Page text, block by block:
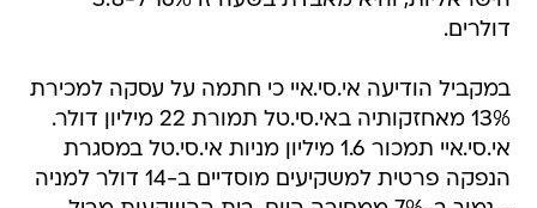
דולרים.
במקביל הודיעה אי.סי.איי כי חתמה על עסקה למכירת
13% מאחזקותיה באי.סי.טל תמורת 22 מיליון דולר.
אי.סי.איי תמכור 1.6 מיליון מניות אי.סי.טל במסגרת
הנפקה פרטית למשקיעים מוסדיים ב-14 דולר למניה